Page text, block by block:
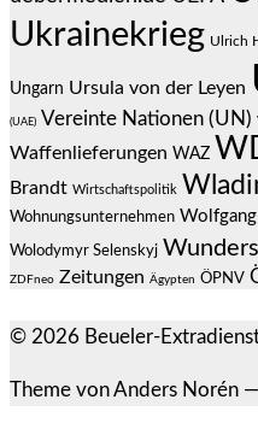
Ukrainekrieg Ulrich
Ungarn Ursula von der Leyen
(UAE) Vereinte Nationen (UN)
Waffenlieferungen WAZ
Brandt Wirtschaftspolitik
Wohnungsunternehmen
Wolodymyr Selenskyj
ZDFneo Zeitungen Ägypten ÖPNV
© 2026 Beueler-
Theme vonAnders Norén —